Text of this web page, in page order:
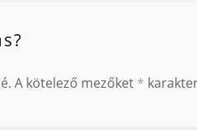
A kötelező mezőket *